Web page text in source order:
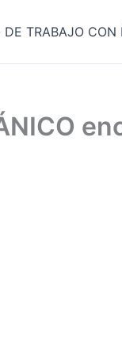
DE TRABAJO CON